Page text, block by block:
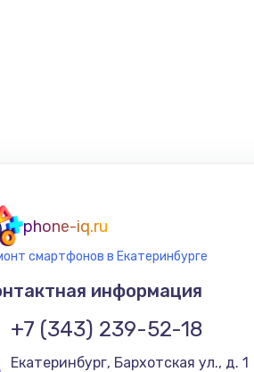
phone-iq.ru
смартфонов в Екатеринбурге
информация
+7 (343) 239-52-18
Екатеринбург, Бархотская ул., д. 1